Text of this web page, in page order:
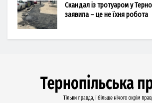
Скандал із тротуаром у
заявила – це не їхня робота